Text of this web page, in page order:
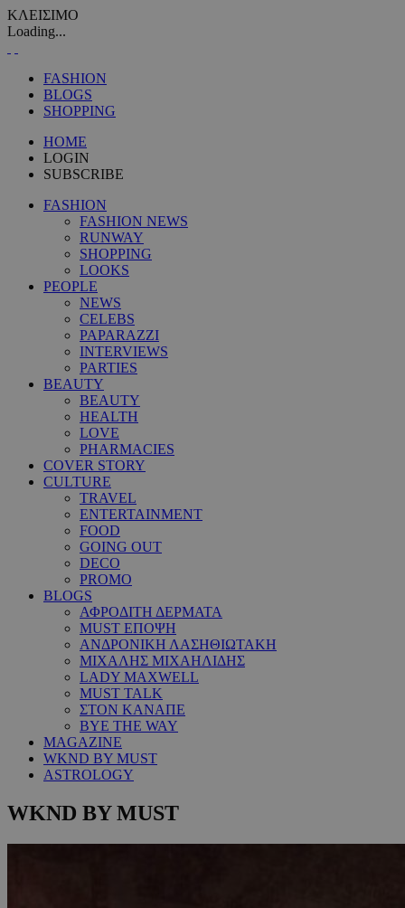
ΚΛΕΙΣΙΜΟ
Loading...
FASHION
BLOGS
SHOPPING
HOME
LOGIN
SUBSCRIBE
FASHION
FASHION NEWS
RUNWAY
SHOPPING
LOOKS
PEOPLE
NEWS
CELEBS
PAPARAZZI
INTERVIEWS
PARTIES
BEAUTY
BEAUTY
HEALTH
LOVE
PHARMACIES
COVER STORY
CULTURE
TRAVEL
ENTERTAINMENT
FOOD
GOING OUT
DECO
PROMO
BLOGS
ΑΦΡΟΔΙΤΗ ΔΕΡΜΑΤΑ
MUST ΕΠΟΨΗ
ΑΝΔΡΟΝΙΚΗ ΛΑΣΗΘΙΩΤΑΚΗ
ΜΙΧΑΛΗΣ ΜΙΧΑΗΛΙΔΗΣ
LADY MAXWELL
MUST TALK
ΣΤΟΝ ΚΑΝΑΠΕ
BYE THE WAY
MAGAZINE
WKND BY MUST
ASTROLOGY
WKND BY MUST